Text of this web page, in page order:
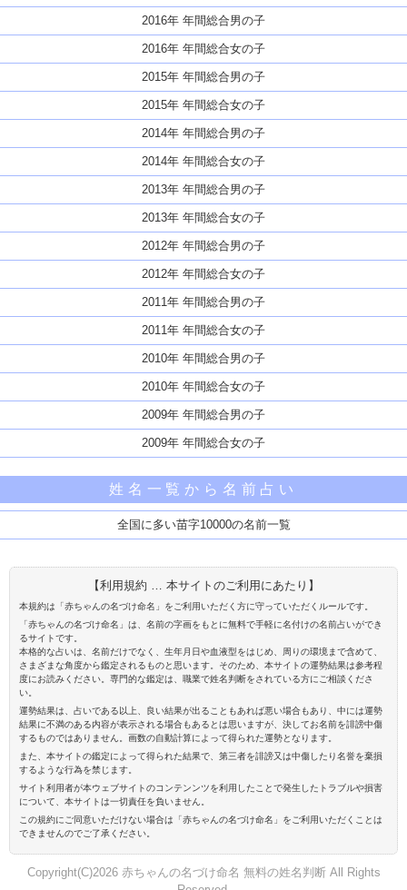
2016年 年間総合男の子
2016年 年間総合女の子
2015年 年間総合男の子
2015年 年間総合女の子
2014年 年間総合男の子
2014年 年間総合女の子
2013年 年間総合男の子
2013年 年間総合女の子
2012年 年間総合男の子
2012年 年間総合女の子
2011年 年間総合男の子
2011年 年間総合女の子
2010年 年間総合男の子
2010年 年間総合女の子
2009年 年間総合男の子
2009年 年間総合女の子
姓名一覧から名前占い
全国に多い苗字10000の名前一覧
【利用規約 … 本サイトのご利用にあたり】
本規約は「赤ちゃんの名づけ命名」をご利用いただく方に守っていただくルールです。
「赤ちゃんの名づけ命名」は、名前の字画をもとに無料で手軽に名付けの名前占いができ
るサイトです。
本格的な占いは、名前だけでなく、生年月日や血液型をはじめ、周りの環境まで含めて、
さまざまな角度から鑑定されるものと思います。そのため、本サイトの運勢結果は参考程
度にお読みください。専門的な鑑定は、職業で姓名判断をされている方にご相談くださ
い。
運勢結果は、占いである以上、良い結果が出ることもあれば悪い場合もあり、中には運勢
結果に不満のある内容が表示される場合もあるとは思いますが、決してお名前を誹謗中傷
するものではありません。画数の自動計算によって得られた運勢となります。
また、本サイトの鑑定によって得られた結果で、第三者を誹謗又は中傷したり名誉を棄損
するような行為を禁じます。
サイト利用者が本ウェブサイトのコンテンンツを利用したことで発生したトラブルや損害
について、本サイトは一切責任を負いません。
この規約にご同意いただけない場合は「赤ちゃんの名づけ命名」をご利用いただくことは
できませんのでご了承ください。
Copyright(C)2026 赤ちゃんの名づけ命名 無料の姓名判断 All Rights